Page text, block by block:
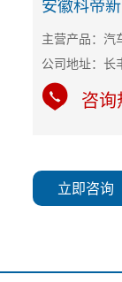
主营产品：汽
咨
立即咨询